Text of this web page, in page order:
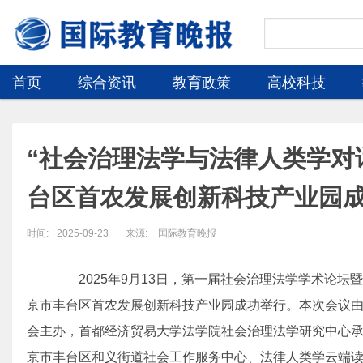
首页 综合资讯 教育政策 高校科技
“社会治理法学与法律人类学
台区首农发展创新科技产业园
时间: 2025-09-23 来源: 国际教育晚报
2025年9月13日，第一届社会治理法学学术论坛暨
京市丰台区首农发展创新科技产业园成功举行。本次会议
会主办，首都经济贸易大学法学院社会治理法学研究中心
京市丰台区和义街道社会工作服务中心、法律人类学云端